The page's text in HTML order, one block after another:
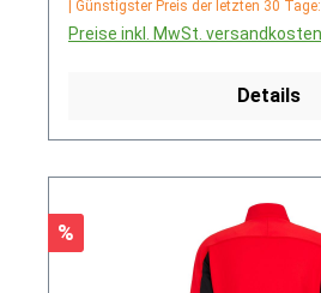
| Günstigster Preis der letzten 30
Preise inkl. MwSt.
Details
Rabatt
%